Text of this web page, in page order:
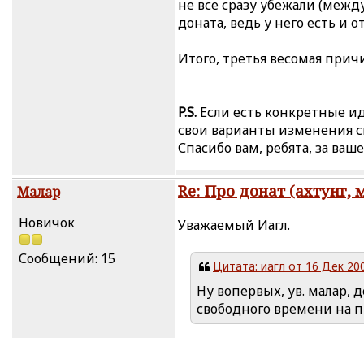
не все сразу убежали
доната, ведь у него есть и
Итого, третья весомая
P.S. Если есть конкретные
свои варианты изменения
Спасибо вам, ребята, за
Малар
Новичок
Сообщений: 15
Re: Про донат (ахтунг,
Уважаемый Иагл.
Цитата: иагл от 16 Дек
Ну вопервых, ув. малар,
свободного времени на